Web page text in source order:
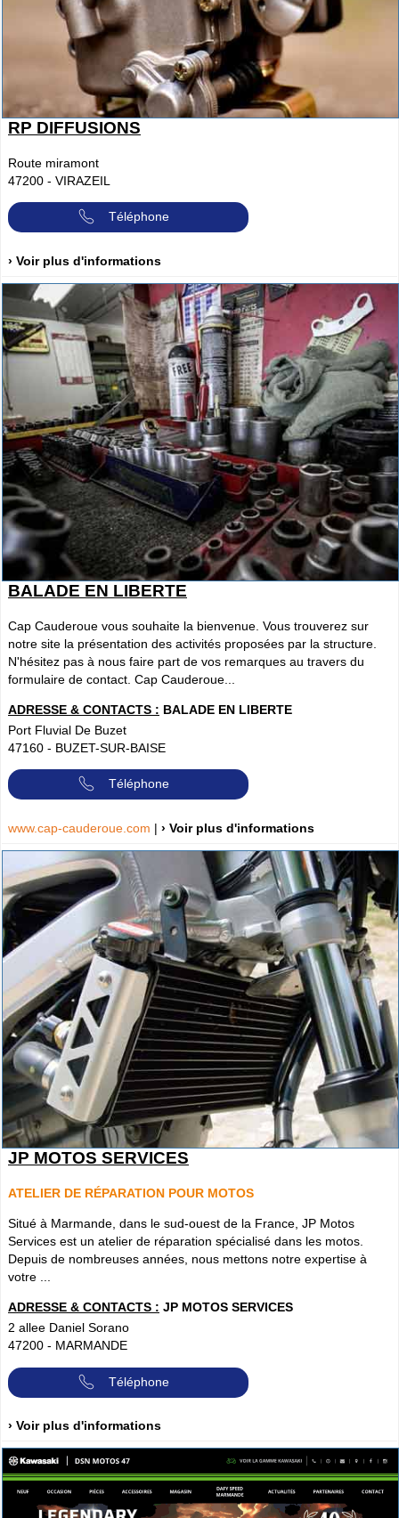
RP DIFFUSIONS
Route miramont
47200 - VIRAZEIL
Téléphone
› Voir plus d'informations
BALADE EN LIBERTE
Cap Cauderoue vous souhaite la bienvenue. Vous trouverez sur
notre site la présentation des activités proposées par la structure.
N'hésitez pas à nous faire part de vos remarques au travers du
formulaire de contact. Cap Cauderoue...
ADRESSE & CONTACTS : BALADE EN LIBERTE
Port Fluvial De Buzet
47160 - BUZET-SUR-BAISE
Téléphone
www.cap-cauderoue.com | › Voir plus d'informations
JP MOTOS SERVICES
ATELIER DE RÉPARATION POUR MOTOS
Situé à Marmande, dans le sud-ouest de la France, JP Motos
Services est un atelier de réparation spécialisé dans les motos.
Depuis de nombreuses années, nous mettons notre expertise à
votre ...
ADRESSE & CONTACTS : JP MOTOS SERVICES
2 allee Daniel Sorano
47200 - MARMANDE
Téléphone
› Voir plus d'informations